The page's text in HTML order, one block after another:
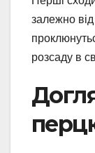
залежно
розсаду в